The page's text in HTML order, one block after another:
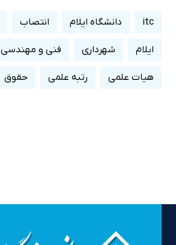
itc دانشگاه ایلام انتصاب
ایلام شهرداری فنی و مهندسی
هیات علمی رتبه علمی حقوق